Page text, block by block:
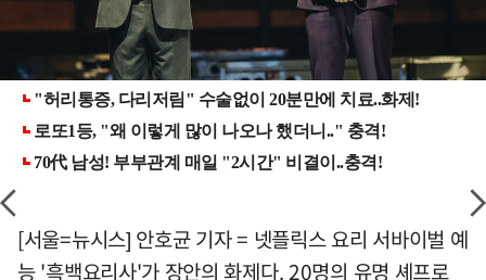
[서울=뉴시스] 안호균 기자 = 넷플릭스 요리 서바이벌 예
능 '흑백요리사'가 장안의 화제다. 20명의 유명 셰프로